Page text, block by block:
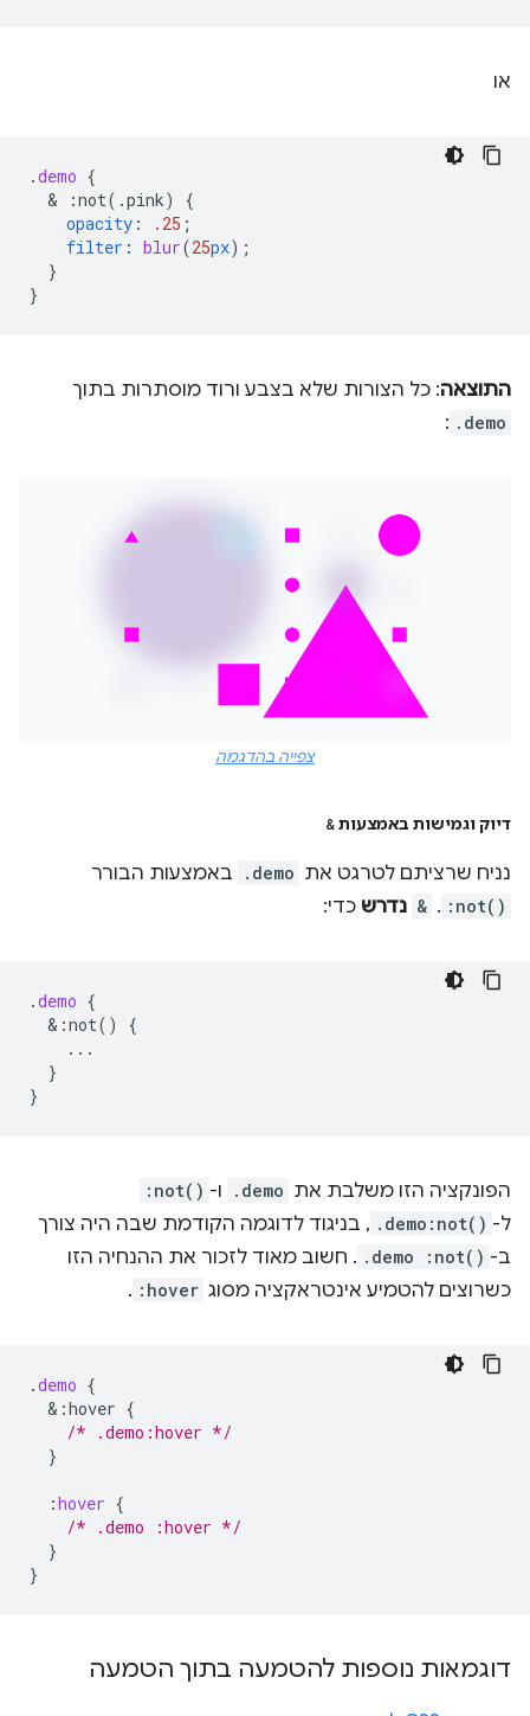
או
.demo {
  &
:not(.pink)
{
opacity : .25 ;
filter : blur(25px);
}
}
התוצאה: כל הצורות שלא בצבע ורוד מוסתרות בתוך
.demo
:
צפייה בהדגמה
דיוק וגמישות באמצעות&
נניח שרציתם לטרגט את .demo באמצעות הבורר
:not()
.
& נדרש כדי:
.demo {
& :not()
{
...
}
}
הפונקציה הזו משלבת את .demo ו- :not()
ל- .demo:not() , בניגוד לדוגמה הקודמת שבה היה צורך
ב- .demo :not() . חשוב מאוד לזכור את ההנחיה הזו
כשרוצים להטמיע אינטראקציה מסוג :hover
.
.demo {
& :hover {
/* .demo:hover */
}
:hover {
/* .demo :hover */
}
}
דוגמאות נוספות להטמעה בתוך הטמעה